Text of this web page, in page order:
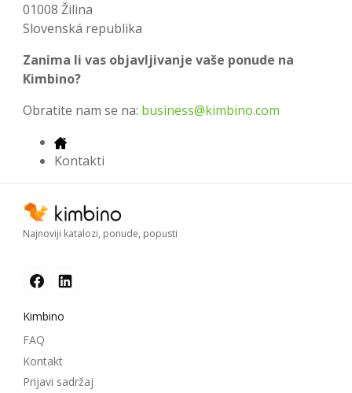
01008 Žilina
Slovenská republika
Zanima li vas objavljivanje vaše ponude na
Kimbino?
Obratite nam se na: business@kimbino.com
Kontakti
Najnoviji katalozi, ponude, popusti
Kimbino
FAQ
Kontakt
Prijavi sadržaj